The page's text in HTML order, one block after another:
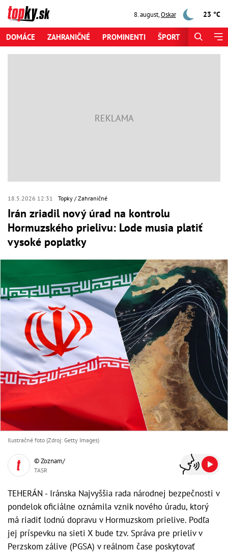
8. august,Oskar 23 °C
DOMÁCE ZAHRANIČNÉ PROMINENTI ŠPORT
18.5.2026 12:31 Topky Zahraničné
Irán zriadil nový úrad na kontrolu
Hormuzského prielivu: Lode musia platiť
vysoké poplatky
Ilustračné foto (Zdroj: Getty Images)
© Zoznam/
TASR
TEHERÁN - Iránska Najvyššia rada národnej bezpečnosti v
pondelok oficiálne oznámila vznik nového úradu, ktorý
má riadiť lodnú dopravu v Hormuzskom prielive. Podľa
jej príspevku na sieti X bude tzv. Správa pre prieliv v
Perzskom zálive (PGSA) v reálnom čase poskytovať